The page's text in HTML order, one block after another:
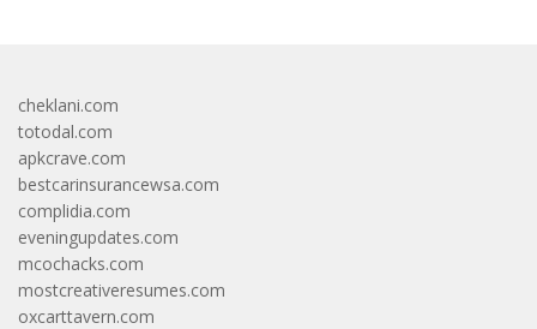
cheklani.com
totodal.com
apkcrave.com
bestcarinsurancewsa.com
complidia.com
eveningupdates.com
mcochacks.com
mostcreativeresumes.com
oxcarttavern.com